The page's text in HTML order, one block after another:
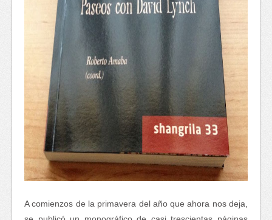
A comienzos de la primavera del año que ahora nos deja,